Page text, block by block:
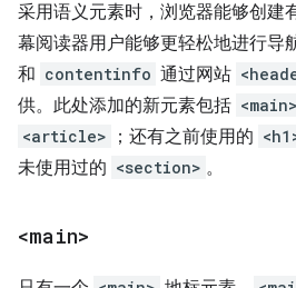
采用语义元素时，浏览器能够创建
幕阅读器用户能够更轻松地进行导
和 contentinfo 通过网站
供。此处添加的新元素包括 <main>
<article> ；还有之前使用的
未使用过的 <section> 。
<main>